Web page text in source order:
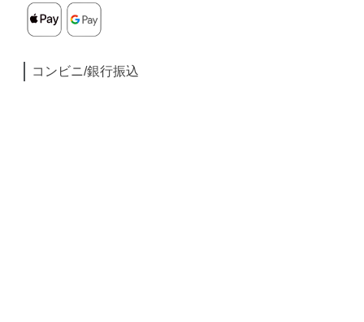
コンビニ/銀行振込